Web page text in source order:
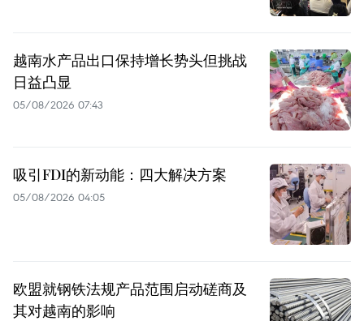
越南水产品出口保持增长势头但挑战
日益凸显
05/08/2026 07:43
吸引FDI的新动能：四大解决方案
05/08/2026 04:05
欧盟就钢铁法规产品范围启动磋商及
其对越南的影响